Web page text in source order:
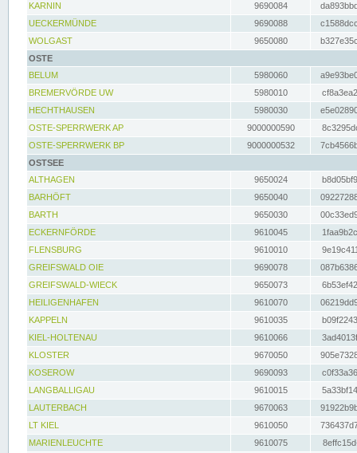
KARNIN
9690084
UECKERMÜNDE
9690088
WOLGAST
9650080
OSTE
BELUM
5980060
BREMERVÖRDE UW
5980010
HECHTHAUSEN
5980030
OSTE-SPERRWERK AP
9000000590
OSTE-SPERRWERK BP
9000000532
OSTSEE
ALTHAGEN
9650024
BARHÖFT
9650040
BARTH
9650030
ECKERNFÖRDE
9610045
FLENSBURG
9610010
GREIFSWALD OIE
9690078
GREIFSWALD-WIECK
9650073
HEILIGENHAFEN
9610070
KAPPELN
9610035
KIEL-HOLTENAU
9610066
KLOSTER
9670050
KOSEROW
9690093
LANGBALLIGAU
9610015
LAUTERBACH
9670063
LT KIEL
9610050
MARIENLEUCHTE
9610075